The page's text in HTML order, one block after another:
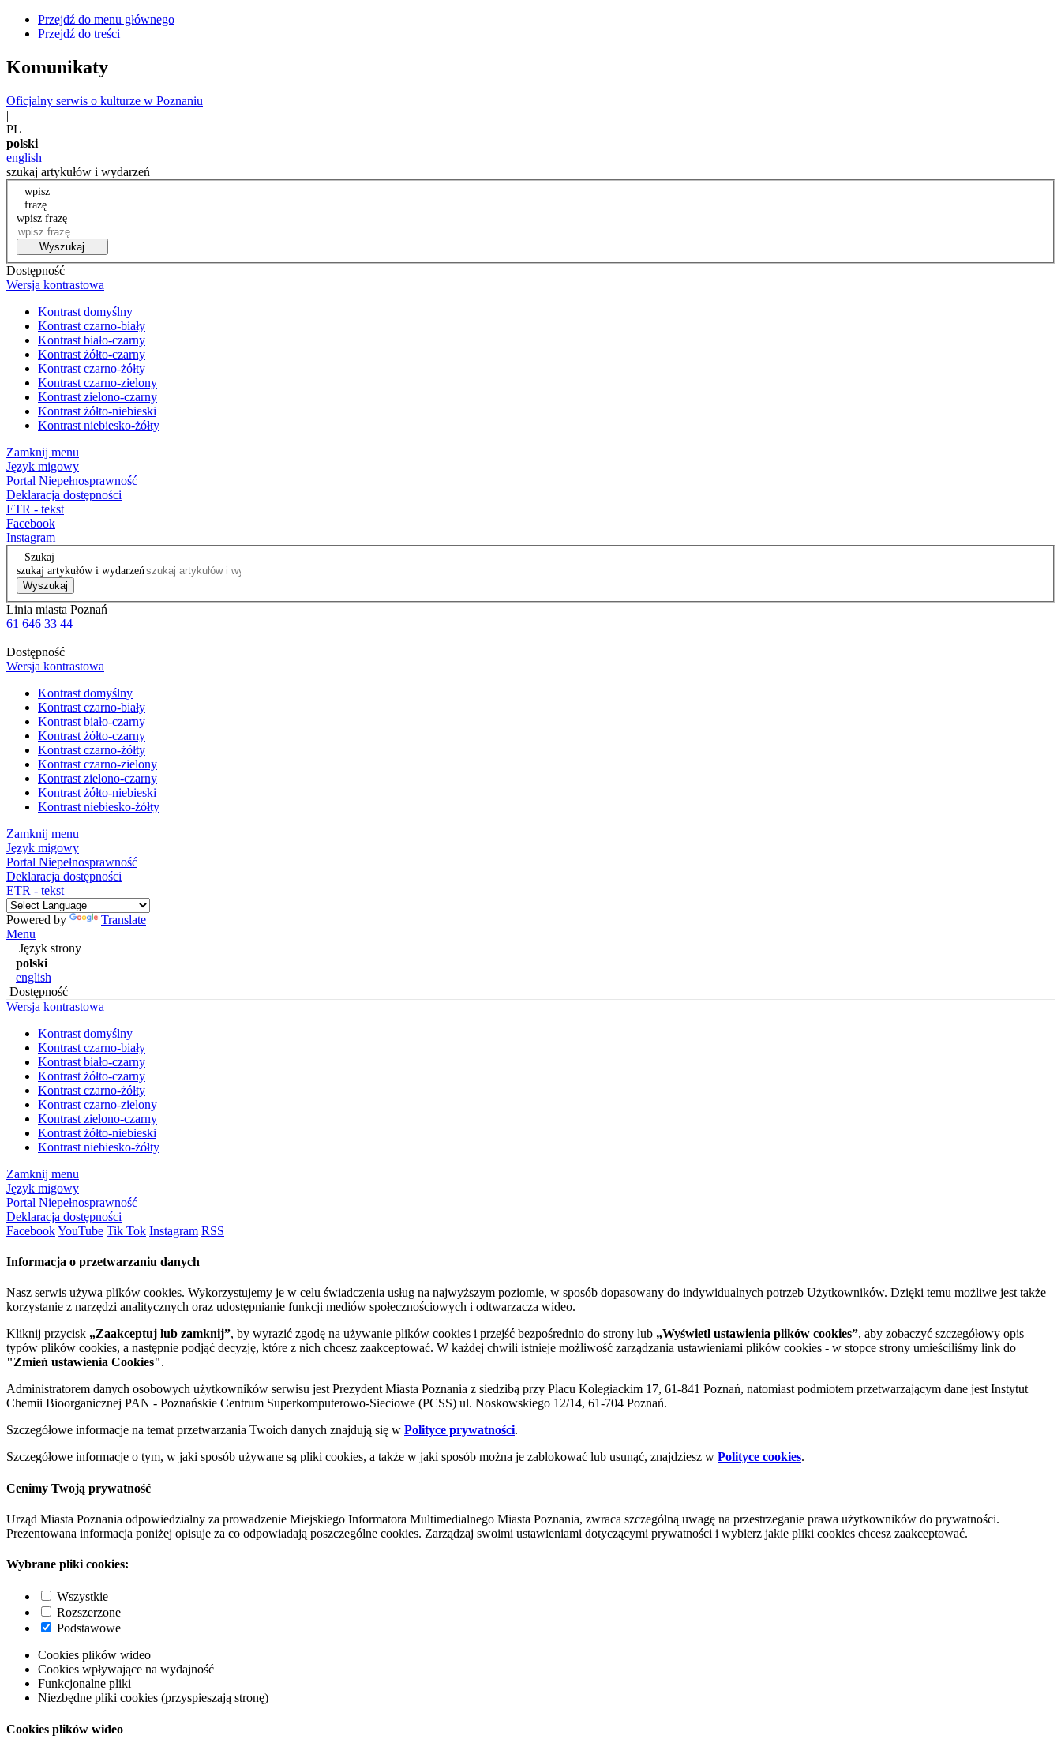
Przejdź do menu głównego
Przejdź do treści
Komunikaty
Oficjalny serwis o kulturze w Poznaniu
|
PL
polski
english
szukaj artykułów i wydarzeń
wpisz
frazę
wpisz frazę
Wyszukaj
Dostępność
Wersja kontrastowa
Kontrast domyślny
Kontrast czarno-biały
Kontrast biało-czarny
Kontrast żółto-czarny
Kontrast czarno-żółty
Kontrast czarno-zielony
Kontrast zielono-czarny
Kontrast żółto-niebieski
Kontrast niebiesko-żółty
Zamknij menu
Język migowy
Portal Niepełnosprawność
Deklaracja dostępności
ETR - tekst
Facebook
Instagram
Szukaj
szukaj artykułów i wydarzeń
Wyszukaj
Linia miasta Poznań
61 646 33 44
Dostępność
Wersja kontrastowa
Kontrast domyślny
Kontrast czarno-biały
Kontrast biało-czarny
Kontrast żółto-czarny
Kontrast czarno-żółty
Kontrast czarno-zielony
Kontrast zielono-czarny
Kontrast żółto-niebieski
Kontrast niebiesko-żółty
Zamknij menu
Język migowy
Portal Niepełnosprawność
Deklaracja dostępności
ETR - tekst
Powered by
Translate
Menu
Język strony
polski
english
Dostępność
Wersja kontrastowa
Kontrast domyślny
Kontrast czarno-biały
Kontrast biało-czarny
Kontrast żółto-czarny
Kontrast czarno-żółty
Kontrast czarno-zielony
Kontrast zielono-czarny
Kontrast żółto-niebieski
Kontrast niebiesko-żółty
Zamknij menu
Język migowy
Portal Niepełnosprawność
Deklaracja dostępności
FacebookYouTube Tik Tok Instagram RSS
Informacja o przetwarzaniu danych
Nasz serwis używa plików cookies. Wykorzystujemy je w celu świadczenia usług na najwyższym poziomie, w sposób dopasowany do indywidualnych potrzeb Użytkowników. Dzięki temu możliwe jest także
korzystanie z narzędzi analitycznych oraz udostępnianie funkcji mediów społecznościowych i odtwarzacza wideo.
Kliknij przycisk „Zaakceptuj lub zamknij”, by wyrazić zgodę na używanie plików cookies i przejść bezpośrednio do strony lub „Wyświetl ustawienia plików cookies”, aby zobaczyć szczegółowy opis
typów plików cookies, a następnie podjąć decyzję, które z nich chcesz zaakceptować. W każdej chwili istnieje możliwość zarządzania ustawieniami plików cookies - w stopce strony umieściliśmy link do
"Zmień ustawienia Cookies".
Administratorem danych osobowych użytkowników serwisu jest Prezydent Miasta Poznania z siedzibą przy Placu Kolegiackim 17, 61-841 Poznań, natomiast podmiotem przetwarzającym dane jest Instytut
Chemii Bioorganicznej PAN - Poznańskie Centrum Superkomputerowo-Sieciowe (PCSS) ul. Noskowskiego 12/14, 61-704 Poznań.
Szczegółowe informacje na temat przetwarzania Twoich danych znajdują się w Polityce prywatności.
Szczegółowe informacje o tym, w jaki sposób używane są pliki cookies, a także w jaki sposób można je zablokować lub usunąć, znajdziesz w Polityce cookies.
Cenimy Twoją prywatność
Urząd Miasta Poznania odpowiedzialny za prowadzenie Miejskiego Informatora Multimedialnego Miasta Poznania, zwraca szczególną uwagę na przestrzeganie prawa użytkowników do prywatności.
Prezentowana informacja poniżej opisuje za co odpowiadają poszczególne cookies. Zarządzaj swoimi ustawieniami dotyczącymi prywatności i wybierz jakie pliki cookies chcesz zaakceptować.
Wybrane pliki cookies:
Wszystkie
Rozszerzone
Podstawowe
Cookies plików wideo
Cookies wpływające na wydajność
Funkcjonalne pliki
Niezbędne pliki cookies (przyspieszają stronę)
Cookies plików wideo